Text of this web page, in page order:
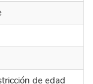
de edad